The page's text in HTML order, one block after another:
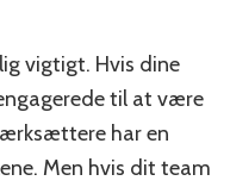
vigtigt. Hvis dine
til at være
har en
Men hvis dit team